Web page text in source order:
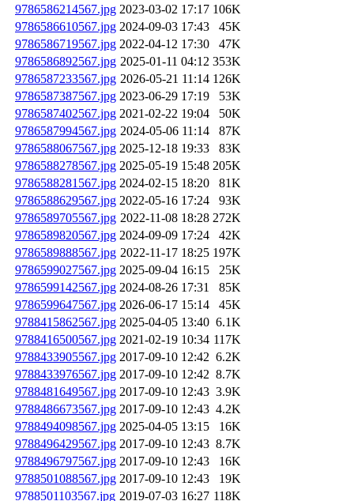
9786586214567.jpg 2023-03-02 17:17 106K
9786586610567.jpg 2024-09-03 17:43
45K
9786586719567.jpg 2022-04-12 17:30
47K
9786586892567.jpg 2025-01-11 04:12 353K
9786587233567.jpg 2026-05-21 11:14 126K
9786587387567.jpg 2023-06-29 17:19
53K
9786587402567.jpg 2021-02-22 19:04
50K
9786587994567.jpg 2024-05-06 11:14
87K
9786588067567.jpg 2025-12-18 19:33
83K
9786588278567.jpg 2025-05-19 15:48 205K
9786588281567.jpg 2024-02-15 18:20
81K
9786588629567.jpg 2022-05-16 17:24
93K
9786589705567.jpg 2022-11-08 18:28 272K
9786589820567.jpg 2024-09-09 17:24
42K
9786589888567.jpg 2022-11-17 18:25 197K
9786599027567.jpg 2025-09-04 16:15
25K
9786599142567.jpg 2024-08-26 17:31
85K
9786599647567.jpg 2026-06-17 15:14
45K
9788415862567.jpg 2025-04-05 13:40 6.1K
9788416500567.jpg 2021-02-19 10:34 117K
9788433905567.jpg 2017-09-10 12:42 6.2K
9788433976567.jpg 2017-09-10 12:42 8.7K
9788481649567.jpg 2017-09-10 12:43 3.9K
9788486673567.jpg 2017-09-10 12:43 4.2K
9788494098567.jpg 2025-04-05 13:15
16K
9788496429567.jpg 2017-09-10 12:43 8.7K
9788496797567.jpg 2017-09-10 12:43
16K
9788501088567.jpg 2017-09-10 12:43
19K
9788501103567.jpg 2019-07-03 16:27 118K